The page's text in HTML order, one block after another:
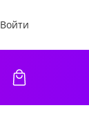
Войти